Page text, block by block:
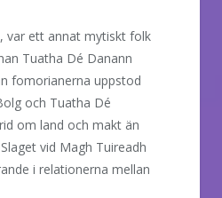
var ett annat mytiskt folk
Tuatha Dé Danann
fomorianerna uppstod
och Tuatha Dé
om land och makt än
vid Magh Tuireadh
i relationerna mellan